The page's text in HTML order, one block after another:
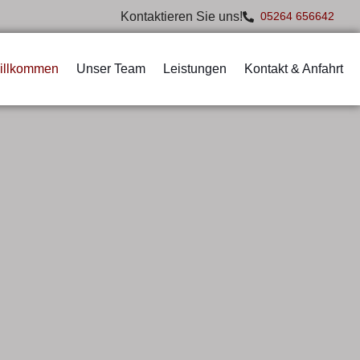
Kontaktieren Sie uns! 05264 656642
Unser Team Leistungen Kontakt & Anfahrt